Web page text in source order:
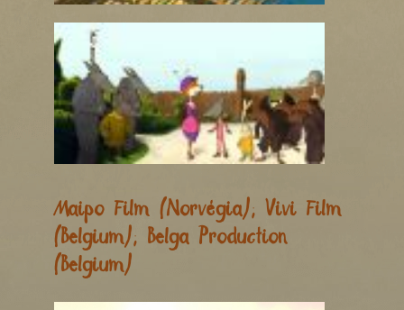
Maipo Film (Norvégia); Vivi Film
(Belgium); Belga Production
(Belgium)